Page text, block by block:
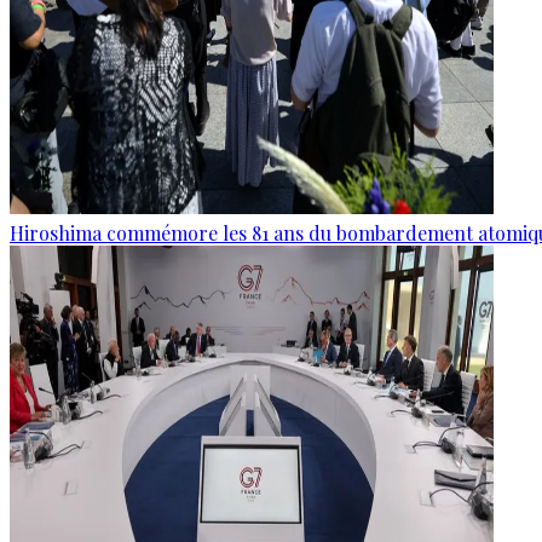
Hiroshima commémore les 81 ans du bombardement